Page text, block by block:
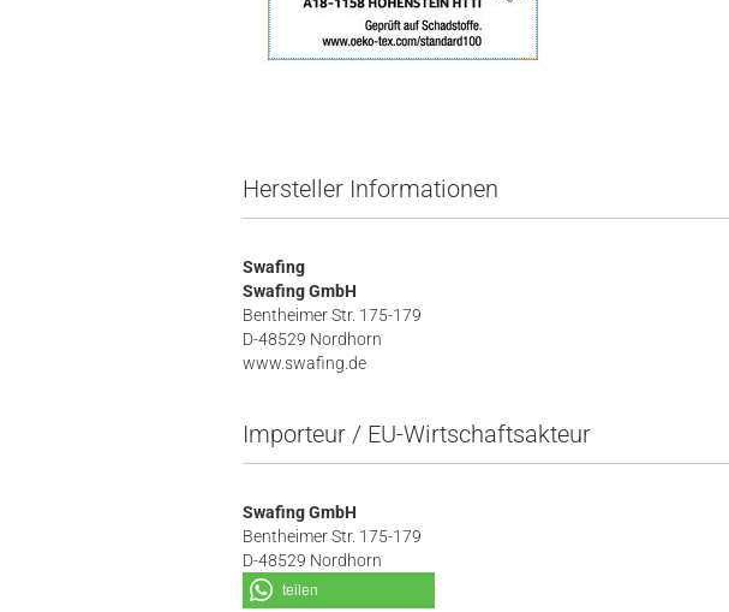
Hersteller Informationen
Swafing
Swafing GmbH
Bentheimer Str. 175-179
D-48529 Nordhorn
www.swafing.de
Importeur / EU-Wirtschaftsakteur
Swafing GmbH
Bentheimer Str. 175-179
D-48529 Nordhorn
teilen